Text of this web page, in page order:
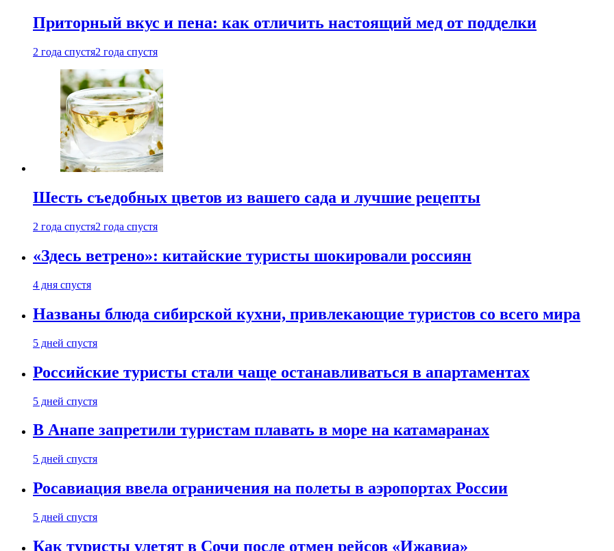
Приторный вкус и пена: как отличить настоящий мед от подделки
2 года спустя2 года спустя
Шесть съедобных цветов из вашего сада и лучшие рецепты
2 года спустя2 года спустя
«Здесь ветрено»: китайские туристы шокировали россиян
4 дня спустя
Названы блюда сибирской кухни, привлекающие туристов со всего мира
5 дней спустя
Российские туристы стали чаще останавливаться в апартаментах
5 дней спустя
В Анапе запретили туристам плавать в море на катамаранах
5 дней спустя
Росавиация ввела ограничения на полеты в аэропортах России
5 дней спустя
Как туристы улетят в Сочи после отмен рейсов «Ижавиа»